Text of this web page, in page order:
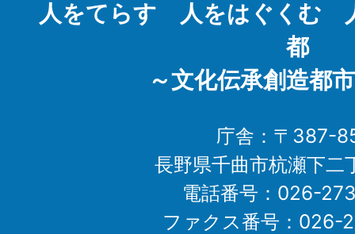
人をてらす 人をはぐくむ
都
～文化伝承創造都
庁舎：〒387-
長野県千曲市杭瀬下二
電話番号：026-
ファクス番号：026-